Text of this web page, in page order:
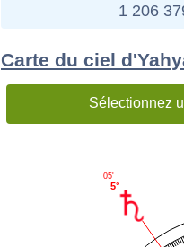
1 206
Carte du ciel
Sélectionnez
5°
05'